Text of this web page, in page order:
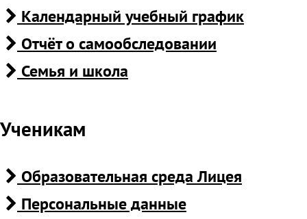
Календарный учебный график
Отчёт о самообследовании
Семья и школа
Ученикам
Образовательная среда Лицея
Персональные данные